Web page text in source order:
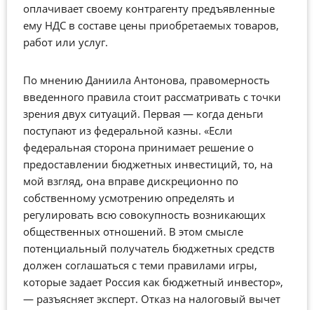
оплачивает своему контрагенту предъявленные
ему НДС в составе цены приобретаемых товаров,
работ или услуг.
По мнению Даниила Антонова, правомерность
введенного правила стоит рассматривать с точки
зрения двух ситуаций. Первая — когда деньги
поступают из федеральной казны. «Если
федеральная сторона принимает решение о
предоставлении бюджетных инвестиций, то, на
мой взгляд, она вправе дискреционно по
собственному усмотрению определять и
регулировать всю совокупность возникающих
общественных отношений. В этом смысле
потенциальный получатель бюджетных средств
должен соглашаться с теми правилами игры,
которые задает Россия как бюджетный инвестор»,
— разъясняет эксперт. Отказ на налоговый вычет